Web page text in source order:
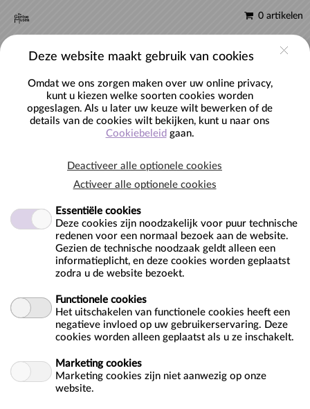
0 artikelen
BEWERK COOKIE-TOESTEMMING
Webshop Tickets 2 Reservatiepunt ("ons", "wij", of "onze")
https://tickets2reservatiepunt.stad.gent (de "Service").
Wanneer u gebruik maakt van de Service, gaat u akkoord met
het gebruik van cookies.
Onze cookies policy verduidelijkt wat cookies zijn, hoe we
cookies gebruiken, hoe derde partijen waarmee we
partnerships sluiten cookies kunnen gebruiken op de Service,
uw keuzes wat betreft cookies en meer informatie over
Cookies zijn kleine tekstbestandjes die naar uw browser
verstuurd worden door een website die u bezoekt. Een
Deze website maakt gebruik van cookies
Omdat we ons zorgen maken over uw online privacy,
kunt u kiezen welke soorten cookies worden
opgeslagen. Als u later uw keuze wilt bewerken of de
details van de cookies wilt bekijken, kunt u naar ons
Cookiebeleid gaan.
Deactiveer alle optionele cookies
Activeer alle optionele cookies
Essentiële cookies
Deze cookies zijn noodzakelijk voor puur technische
redenen voor een normaal bezoek aan de website.
Gezien de technische noodzaak geldt alleen een
informatieplicht, en deze cookies worden geplaatst
zodra u de website bezoekt.
Functionele cookies
Het uitschakelen van functionele cookies heeft een
negatieve invloed op uw gebruikerservaring. Deze
cookies worden alleen geplaatst als u ze inschakelt.
Marketing cookies
Marketing cookies zijn niet aanwezig op onze
website.